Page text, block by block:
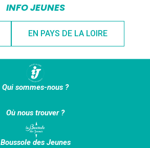
INFO JEUNES
EN PAYS DE LA LOIRE
Qui sommes-nous ?
Où nous trouver ?
Boussole des Jeunes